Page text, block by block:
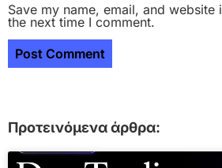
Save my name, email, and
the next time I comment.
Προτεινόμενα άρθρα: